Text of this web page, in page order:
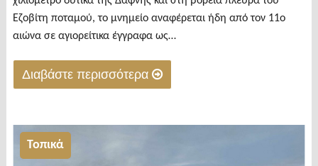
Εζοβίτη ποταμού, το μνημείο αναφέρεται ήδη από τον 11ο
αιώνα σε αγιορείτικα έγγραφα ως…
Διαβάστε περισσότερα
της
Αγίας
Τοπικά